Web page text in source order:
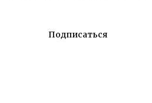
Подписаться